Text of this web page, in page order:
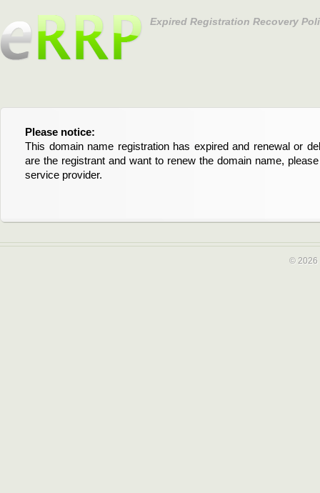
Expired Registration Recovery
Please notice:
This domain name registration has expired and renewal or
are the registrant and want to renew the domain name,
service provider.
Bitte beachten Sie:
Diese Domainregistrierung ist abgelaufen und die
Domain stehen an. Wenn Sie der Registrant sind und
verlängern möchten, kontaktieren Sie bitte Ihren Service-
© 2026